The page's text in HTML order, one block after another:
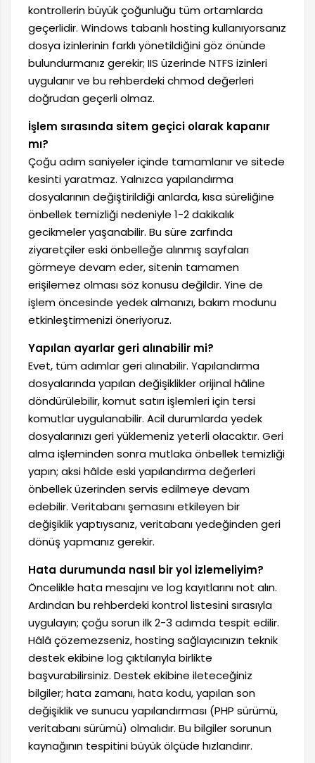
kontrollerin büyük çoğunluğu tüm ortamlarda
geçerlidir. Windows tabanlı hosting kullanıyorsanız
dosya izinlerinin farklı yönetildiğini göz önünde
bulundurmanız gerekir; IIS üzerinde NTFS izinleri
uygulanır ve bu rehberdeki chmod değerleri
doğrudan geçerli olmaz.
İşlem sırasında sitem geçici olarak kapanır
mı?
Çoğu adım saniyeler içinde tamamlanır ve sitede
kesinti yaratmaz. Yalnızca yapılandırma
dosyalarının değiştirildiği anlarda, kısa süreliğine
önbellek temizliği nedeniyle 1-2 dakikalık
gecikmeler yaşanabilir. Bu süre zarfında
ziyaretçiler eski önbelleğe alınmış sayfaları
görmeye devam eder, sitenin tamamen
erişilemez olması söz konusu değildir. Yine de
işlem öncesinde yedek almanızı, bakım modunu
etkinleştirmenizi öneriyoruz.
Yapılan ayarlar geri alınabilir mi?
Evet, tüm adımlar geri alınabilir. Yapılandırma
dosyalarında yapılan değişiklikler orijinal hâline
döndürülebilir, komut satırı işlemleri için tersi
komutlar uygulanabilir. Acil durumlarda yedek
dosyalarınızı geri yüklemeniz yeterli olacaktır. Geri
alma işleminden sonra mutlaka önbellek temizliği
yapın; aksi hâlde eski yapılandırma değerleri
önbellek üzerinden servis edilmeye devam
edebilir. Veritabanı şemasını etkileyen bir
değişiklik yaptıysanız, veritabanı yedeğinden geri
dönüş yapmanız gerekir.
Hata durumunda nasıl bir yol izlemeliyim?
Öncelikle hata mesajını ve log kayıtlarını not alın.
Ardından bu rehberdeki kontrol listesini sırasıyla
uygulayın; çoğu sorun ilk 2-3 adımda tespit edilir.
Hâlâ çözemezseniz, hosting sağlayıcınızın teknik
destek ekibine log çıktılarıyla birlikte
başvurabilirsiniz. Destek ekibine ileteceğiniz
bilgiler; hata zamanı, hata kodu, yapılan son
değişiklik ve sunucu yapılandırması (PHP sürümü,
veritabanı sürümü) olmalıdır. Bu bilgiler sorunun
kaynağının tespitini büyük ölçüde hızlandırır.